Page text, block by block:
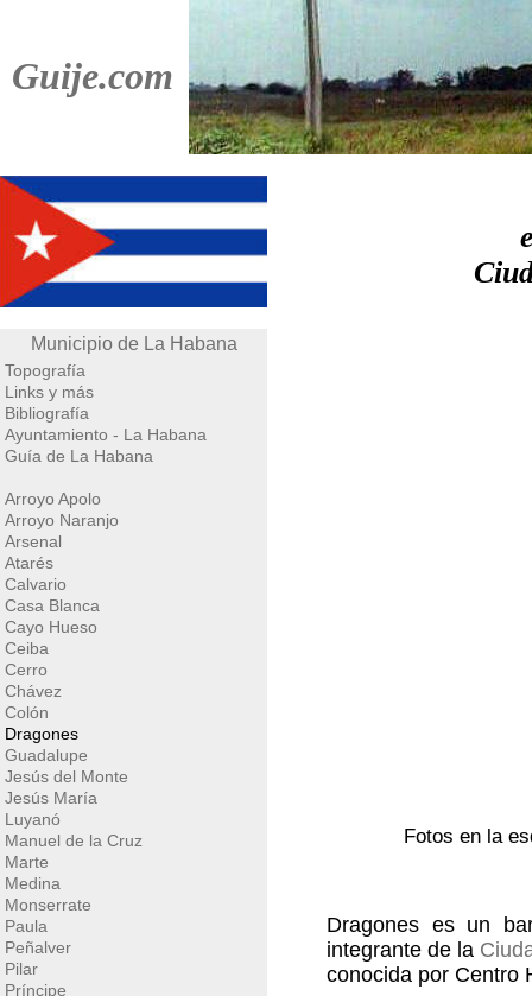
Guije.com
Municipio de La Habana
Topografía
Links y más
Bibliografía
Ayuntamiento - La Habana
Guía de La Habana
Arroyo Apolo
Arroyo Naranjo
Arsenal
Atarés
Calvario
Casa Blanca
Cayo Hueso
Ceiba
Cerro
Chávez
Colón
Dragones
Guadalupe
Jesús del Monte
Jesús María
Luyanó
Manuel de la Cruz
Marte
Medina
Monserrate
Paula
Peñalver
Pilar
Príncipe
Fotos en la
Dragones es un
integrante de la
conocida por Centro